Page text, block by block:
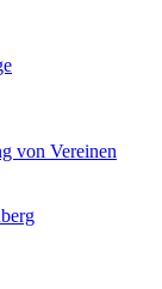
von Vereinen